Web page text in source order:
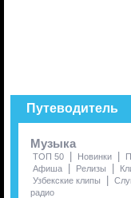
Путеводитель
Музыка
ТОП 50 | Новинки |
Афиша | Релизы |
Узбекские клипы |
радио